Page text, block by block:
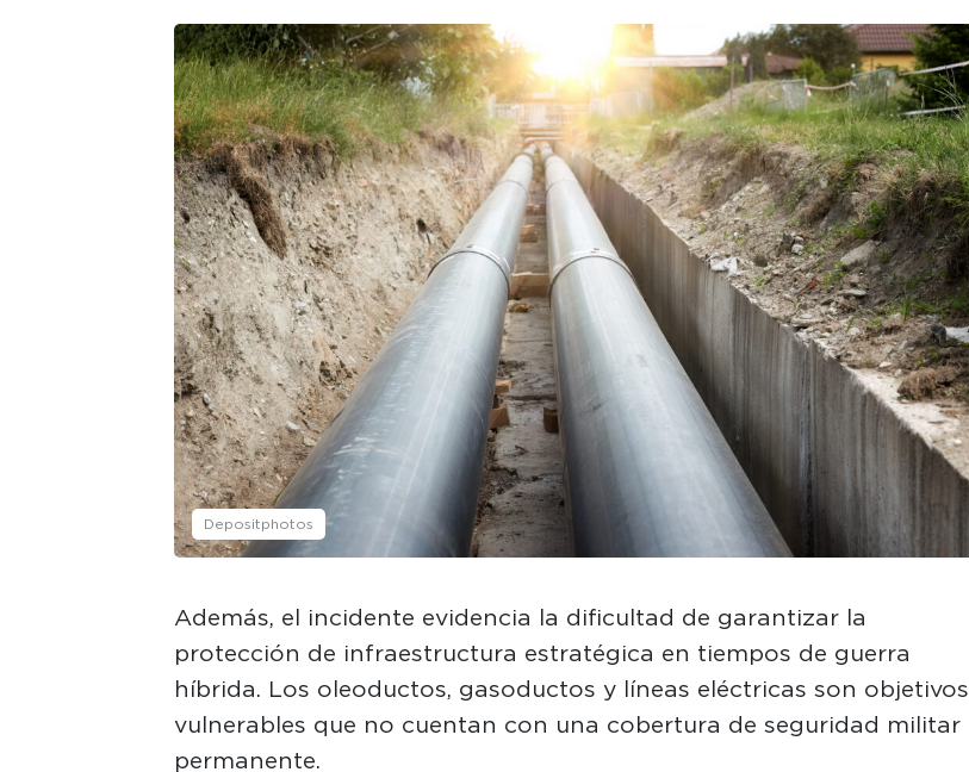
Depositphotos
Además, el incidente evidencia la dificultad de garantizar la
protección de infraestructura estratégica en tiempos de guerra
híbrida. Los oleoductos, gasoductos y líneas eléctricas son objetivos
vulnerables que no cuentan con una cobertura de seguridad militar
permanente.